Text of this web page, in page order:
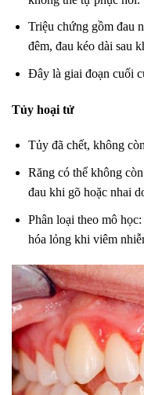
Triệu chứng gồm đau
đêm, đau kéo dài sau
Đây là giai đoạn cuối
Tủy hoại tử
Tủy đã chết, không
Răng có thể không
đau khi gõ hoặc nhai
Phân loại theo mô
hóa lỏng khi viêm